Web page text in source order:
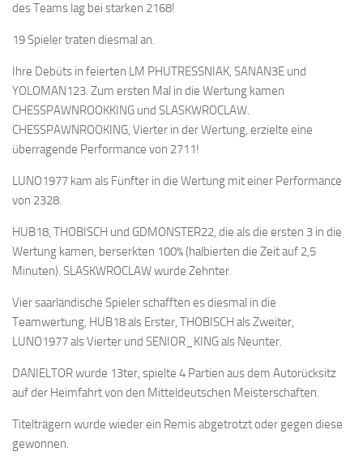
des Teams lag bei starken 2168!
19 Spieler traten diesmal an.
Ihre Debüts in feierten LM PHUTRESSNIAK, SANAN3E und
YOLOMAN123. Zum ersten Mal in die Wertung kamen
CHESSPAWNROOKKING und SLASKWROCLAW.
CHESSPAWNROOKING, Vierter in der Wertung, erzielte eine
überragende Performance von 2711!
LUNO1977 kam als Fünfter in die Wertung mit einer Performance
von 2328.
HUB18, THOBISCH und GDMONSTER22, die als die ersten 3 in die
Wertung kamen, berserkten 100% (halbierten die Zeit auf 2,5
Minuten). SLASKWROCLAW wurde Zehnter.
Vier saarländische Spieler schafften es diesmal in die
Teamwertung, HUB18 als Erster, THOBISCH als Zweiter,
LUNO1977 als Vierter und SENIOR_KING als Neunter.
DANIELTOR wurde 13ter, spielte 4 Partien aus dem Autorücksitz
auf der Heimfahrt von den Mitteldeutschen Meisterschaften.
Titelträgern wurde wieder ein Remis abgetrotzt oder gegen diese
gewonnen.